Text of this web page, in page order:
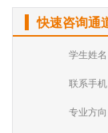
快速咨询通
学生姓名
联系手机
专业方向